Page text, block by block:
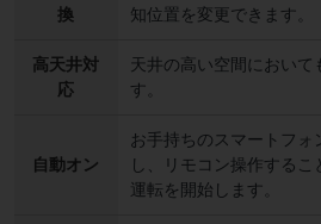
換
知位置を変更できます。
高天井対
応
天井の高い空間において
す。
自動オン
お手持ちのスマートフ
し、リモコン操作する
運転を開始します。